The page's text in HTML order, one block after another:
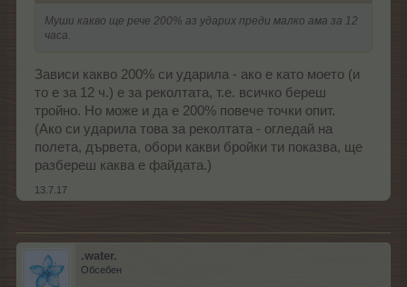
Муши какво ще рече 200% аз ударих преди малко ама за 12
часа.
Зависи какво 200% си ударила - ако е като моето (и
то е за 12 ч.) е за реколтата, т.е. всичко береш
тройно. Но може и да е 200% повече точки опит.
(Ако си ударила това за реколтата - огледай на
полета, дървета, обори какви бройки ти показва, ще
разбереш каква е файдата.)
13.7.17
.water.
Обсебен